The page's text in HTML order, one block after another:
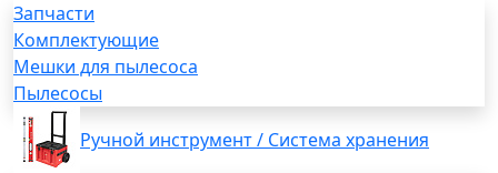
Запчасти
Комплектующие
Мешки для пылесоса
Пылесосы
Ручной инструмент / Система хранения